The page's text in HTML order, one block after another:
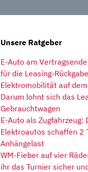
Unsere Ratgeber
E-Auto am
für die Leasing-Rückgabe
Elektromobilität auf
Darum lohnt sich das
Gebrauchtwagen
E-Auto als Zugfahrzeug:
Elektroautos schaffen 2
Anhängelast
WM-Fieber auf vier
ihr das Turnier sicher